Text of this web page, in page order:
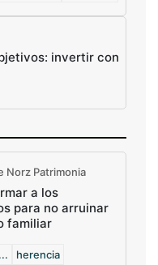
invertir con
Norz Patrimonia
a los
para no arruinar
familiar
herencia